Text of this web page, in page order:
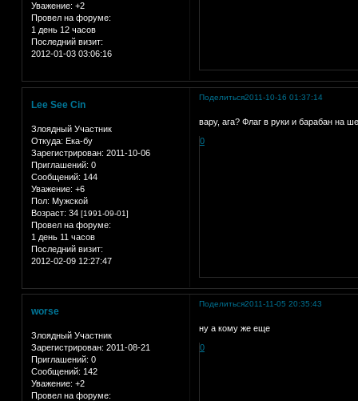
Уважение: +2
Провел на форуме:
1 день 12 часов
Последний визит:
2012-01-03 03:06:16
Поделиться2011-10-16 01:37:14
Lee See Cin
Злоядный Участник
Откуда: Ека-бу
Зарегистрирован: 2011-10-06
Приглашений: 0
Сообщений: 144
Уважение: +6
Пол: Мужской
Возраст: 34 [1991-09-01]
Провел на форуме:
1 день 11 часов
Последний визит:
2012-02-09 12:27:47
вару, ага? Флаг в руки и барабан на
0
Поделиться2011-11-05 20:35:43
worse
Злоядный Участник
Зарегистрирован: 2011-08-21
Приглашений: 0
Сообщений: 142
Уважение: +2
Провел на форуме:
ну а кому же еще
0